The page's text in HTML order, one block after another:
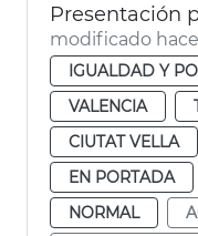
modificado hace
IGUALDAD Y
VALENCIA
CIUTAT VELLA
EN PORTADA
NORMAL